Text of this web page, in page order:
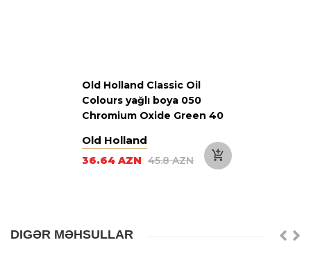
Old Holland Classic Oil
Colours yağlı boya 050
Chromium Oxide Green 40
Old Holland
36.64 AZN 45.8 AZN
DIGƏR MƏHSULLAR